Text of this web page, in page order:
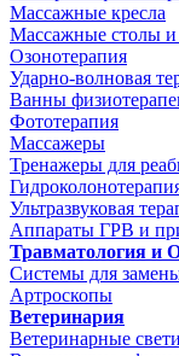
Массажные кресла
Массажные столы
Озонотерапия
Ударно-волновая
Ванны
Фототерапия
Массажеры
Тренажеры для
Ультразвуковая
Аппараты ГРВ и
Травматология и
Системы для
Артроскопы
Ветеринария
Ветеринарные